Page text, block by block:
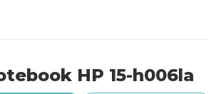
HP 15-h006la